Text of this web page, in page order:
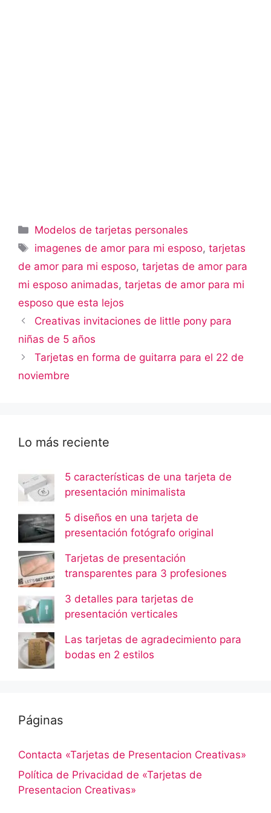
Categorías
Modelos de tarjetas personales
Etiquetas
imagenes de amor para mi esposo,tarjetas
de amor para mi esposo, tarjetas de amor para
mi esposo animadas, tarjetas de amor para mi
esposo que esta lejos
Creativas invitaciones de little pony para
niñas de 5 años
Tarjetas en forma de guitarra para el 22 de
noviembre
Lo más reciente
5 características de una tarjeta de
presentación minimalista
5 diseños en una tarjeta de
presentación fotógrafo original
Tarjetas de presentación
transparentes para 3 profesiones
3 detalles para tarjetas de
presentación verticales
Las tarjetas de agradecimiento para
bodas en 2 estilos
Páginas
Contacta «Tarjetas de Presentacion Creativas»
Política de Privacidad de «Tarjetas de
Presentacion Creativas»